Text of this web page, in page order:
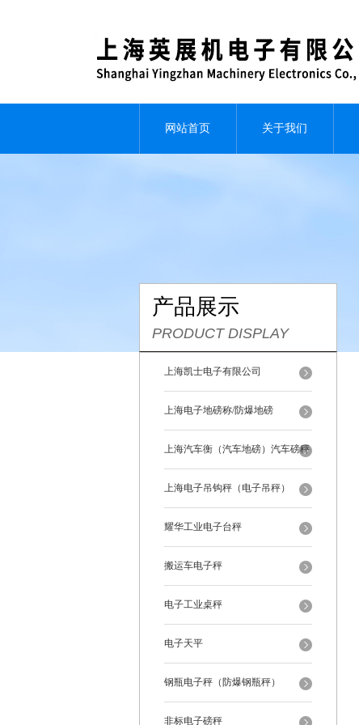
网站首页 关于我们
产品展示
PRODUCT DISPLAY
上海凯士电子有限公司
上海电子地磅称/防爆地磅
上海汽车衡（汽车地磅）汽车磅秤
上海电子吊钩秤（电子吊秤）
耀华工业电子台秤
搬运车电子秤
电子工业桌秤
电子天平
钢瓶电子秤（防爆钢瓶秤）
非标电子磅秤